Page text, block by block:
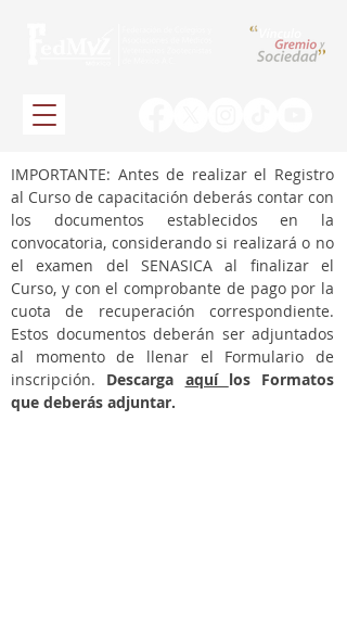
IMPORTANTE: Antes de realizar el Registro
al Curso de capacitación deberás contar con
los documentos establecidos en la
convocatoria, considerando si realizará o no
el examen del SENASICA al finalizar el
Curso, y con el comprobante de pago por la
cuota de recuperación correspondiente.
Estos documentos deberán ser adjuntados
al momento de llenar el Formulario de
inscripción. Descarga aquí los Formatos
que deberás adjuntar.